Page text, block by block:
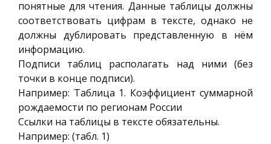
понятные для чтения. Данные таблицы должны
соответствовать цифрам в тексте, однако не
должны дублировать представленную в нём
информацию.
Подписи таблиц располагать над ними (без
точки в конце подписи).
Например: Таблица 1. Коэффициент суммарной
рождаемости по регионам России
Ссылки на таблицы в тексте обязательны.
Например: (табл. 1)